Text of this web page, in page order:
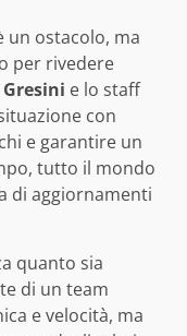
un ostacolo, ma
per rivedere
e lo staff
con
e garantire un
tutto il mondo
di aggiornamenti
quanto sia
di un team
e velocità, ma